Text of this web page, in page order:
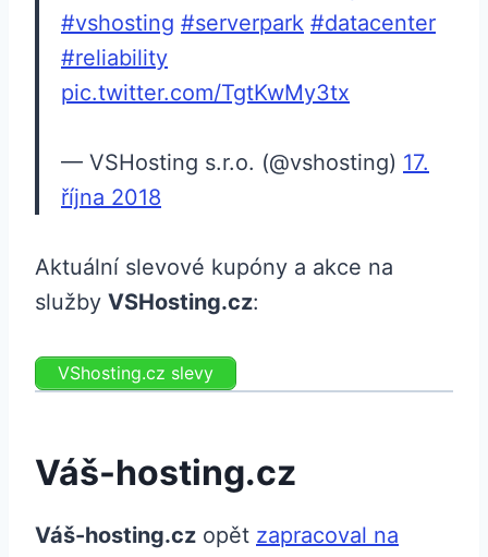
#vshosting #serverpark #datacenter
#reliability
pic.twitter.com/TgtKwMy3tx
— VSHosting s.r.o. (@vshosting) 17.
října 2018
Aktuální slevové kupóny a akce na
služby VSHosting.cz:
VShosting.cz slevy
Váš-hosting.cz
Váš-hosting.cz opět zapracoval na